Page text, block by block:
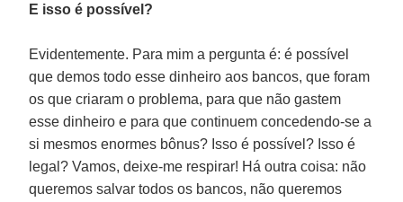
E isso é possível?
Evidentemente. Para mim a pergunta é: é possível
que demos todo esse dinheiro aos bancos, que foram
os que criaram o problema, para que não gastem
esse dinheiro e para que continuem concedendo-se a
si mesmos enormes bônus? Isso é possível? Isso é
legal? Vamos, deixe-me respirar! Há outra coisa: não
queremos salvar todos os bancos, não queremos